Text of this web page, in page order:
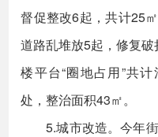
督促整改6起，共计25
道路乱堆放5起，修复
楼平台“圈地占用”共
处，整治面积43㎡。
5.城市改造。今年